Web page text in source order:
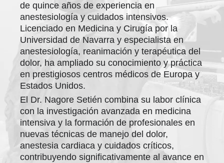
de quince años de experiencia en
anestesiología y cuidados intensivos.
Licenciado en Medicina y Cirugía por la
Universidad de Navarra y especialista en
anestesiología, reanimación y terapéutica del
dolor, ha ampliado su conocimiento y práctica
en prestigiosos centros médicos de Europa y
Estados Unidos.
El Dr. Nagore Setién combina su labor clínica
con la investigación avanzada en medicina
intensiva y la formación de profesionales en
nuevas técnicas de manejo del dolor,
anestesia cardiaca y cuidados críticos,
contribuyendo significativamente al avance en